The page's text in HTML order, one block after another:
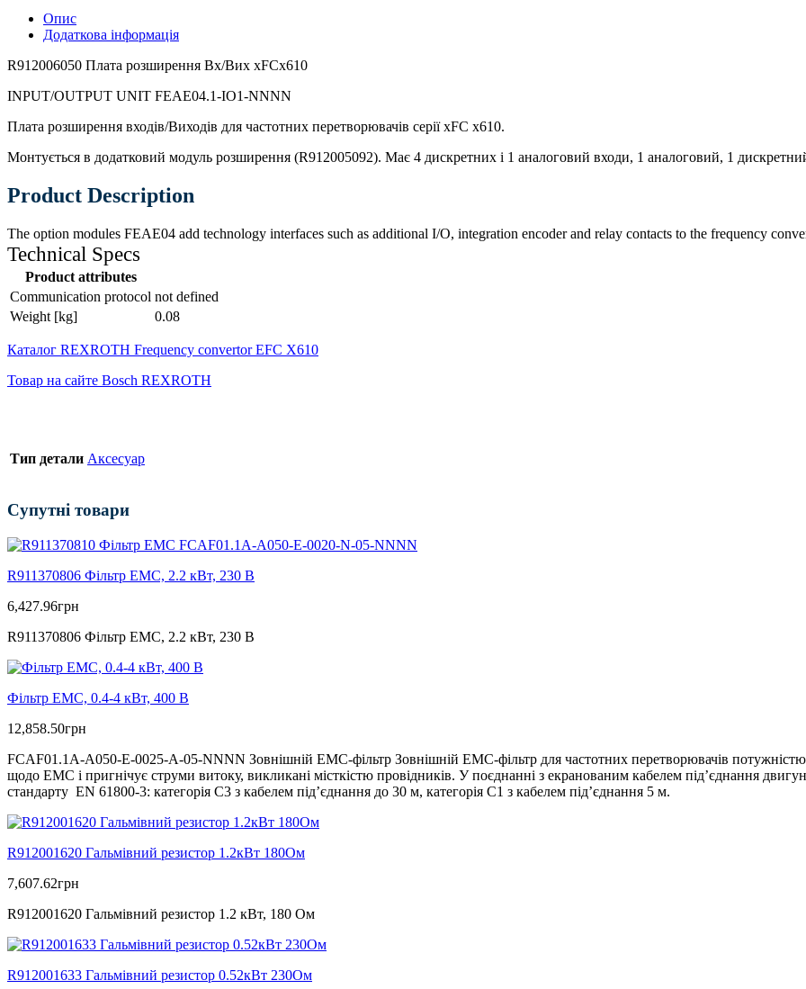
Опис
Додаткова інформація
R912006050 Плата розширення Вх/Вих xFCx610
INPUT/OUTPUT UNIT FEAE04.1-IO1-NNNN
Плата розширення входів/Виходів для частотних перетворювачів серії xFC x610.
Монтується в додатковий модуль розширення (R912005092). Має 4 дискретних і 1 аналоговий входи, 1 аналоговий, 1
Product Description
The option modules FEAE04 add technology interfaces such as additional I/O, integration encoder and relay contacts to the frequency
Technical Specs
Product attributes
Communication protocol not defined
Weight [kg]
0.08
Каталог REXROTH Frequency convertor EFC X610
Товар на сайте Bosch REXROTH
Тип детали Аксесуар
Супутні товари
R911370806 Фільтр ЕМС, 2.2 кВт, 230 В
6,427.96грн
R911370806 Фільтр ЕМС, 2.2 кВт, 230 В
Фільтр ЕМС, 0.4-4 кВт, 400 В
12,858.50грн
FCAF01.1A-A050-E-0025-A-05-NNNN Зовнішній ЕМС-фільтр Зовнішній ЕМС-фільтр для частотних перетворювачів
щодо ЕМС і пригнічує струми витоку, викликані місткістю провідників. У поєднанні з екранованим кабелем під’єднання
стандарту EN 61800-3: категорія C3 з кабелем під’єднання до 30 м, категорія С1 з кабелем під’єднання 5 м.
R912001620 Гальмівний резистор 1.2кВт 180Ом
7,607.62грн
R912001620 Гальмівний резистор 1.2 кВт, 180 Ом
R912001633 Гальмівний резистор 0.52кВт 230Ом